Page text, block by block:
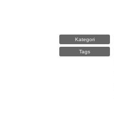
Kategori
Tags